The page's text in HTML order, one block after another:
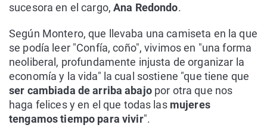
sucesora en el cargo,Ana Redondo.
Según Montero, que llevaba una camiseta en la que
se podía leer "Confía, coño", vivimos en "una forma
neoliberal, profundamente injusta de organizar la
economía y la vida" la cual sostiene "que tiene que
ser cambiada de arriba abajopor otra que nos
haga felices y en el que todas las mujeres
tengamos tiempo para vivir".